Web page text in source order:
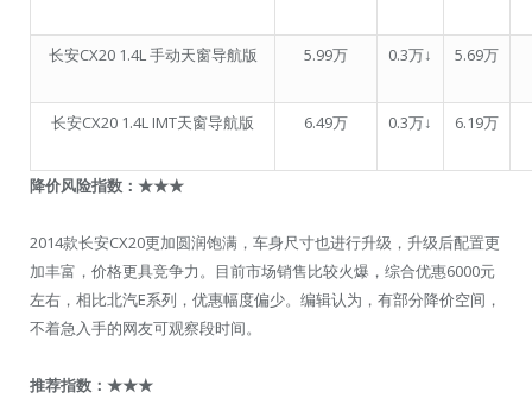
长安CX20 1.4L 手动天窗导航版 5.99万 0.3万↓ 5.69万
长安CX20 1.4L IMT天窗导航版 6.49万 0.3万↓ 6.19万
降价风险指数： ★★★
2014款长安CX20更加圆润饱满，车身尺寸也进行升级，升级后配置更
加丰富，价格更具竞争力。目前市场销售比较火爆，综合优惠6000元
左右，相比北汽E系列，优惠幅度偏少。编辑认为，有部分降价空间，
不着急入手的网友可观察段时间。
推荐指数： ★★★